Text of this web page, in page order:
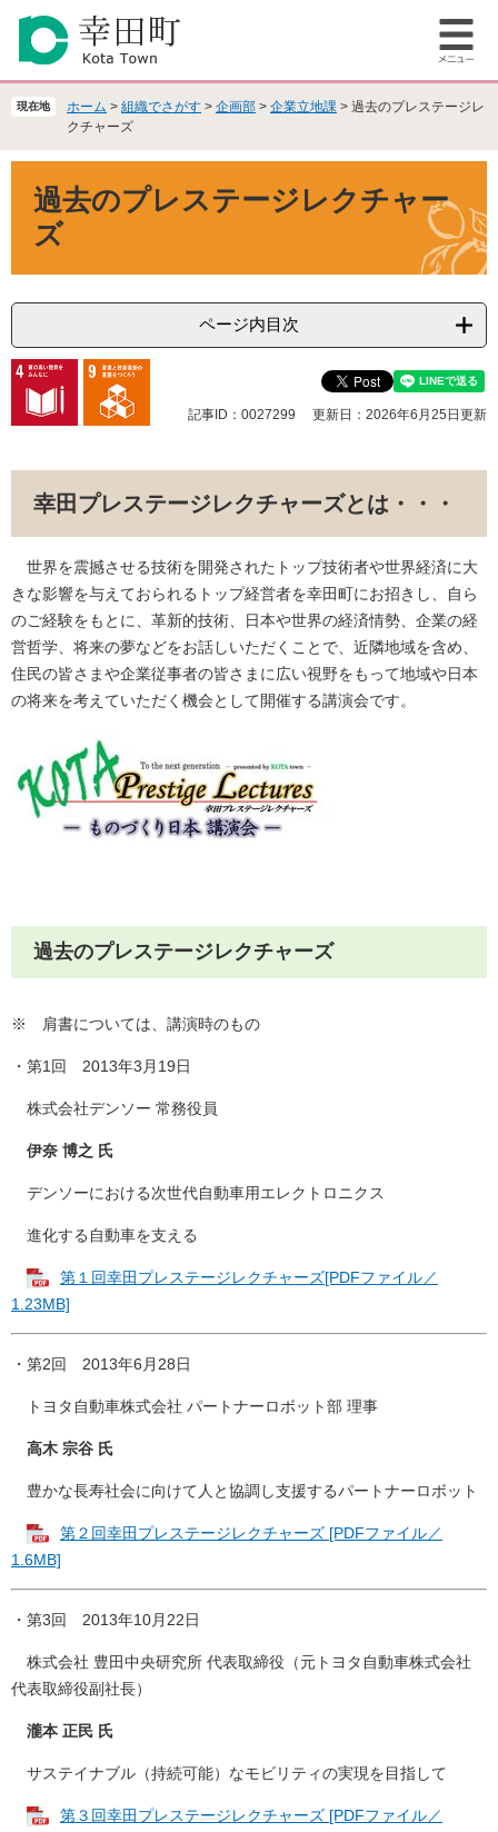
の
で
ー
ば
メ
ー
現在地 ホーム > 組織でさがす > 企画部 > 企業立地課 > 過去のプレステージレ
クチャーズ
過去のプレステージレクチャー
ズ
ページ内目次
記事ID：0027299 更新日：2026年6月25日更新
幸田プレステージレクチャーズとは・・・
世界を震撼させる技術を開発されたトップ技術者や世界経済に大
きな影響を与えておられるトップ経営者を幸田町にお招きし、自ら
のご経験をもとに、革新的技術、日本や世界の経済情勢、企業の経
営哲学、将来の夢などをお話しいただくことで、近隣地域を含め、
住民の皆さまや企業従事者の皆さまに広い視野をもって地域や日本
の将来を考えていただく機会として開催する講演会です。
過去のプレステージレクチャーズ
※ 肩書については、講演時のもの
・第1回 2013年3月19日
株式会社デンソー 常務役員
伊奈 博之 氏
デンソーにおける次世代自動車用エレクトロニクス
進化する自動車を支える
第１回幸田プレステージレクチャーズ[PDFファイル／
1.23MB]
・第2回 2013年6月28日
トヨタ自動車株式会社 パートナーロボット部 理事
高木 宗谷 氏
豊かな長寿社会に向けて人と協調し支援するパートナーロボット
第２回幸田プレステージレクチャーズ [PDFファイル／
1.6MB]
・第3回 2013年10月22日
株式会社 豊田中央研究所 代表取締役（元トヨタ自動車株式会社
代表取締役副社長）
瀧本 正民 氏
サステイナブル（持続可能）なモビリティの実現を目指して
第３回幸田プレステージレクチャーズ [PDFファイル／